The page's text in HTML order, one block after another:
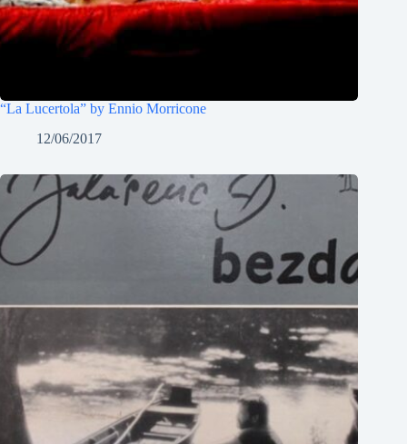
“La Lucertola” by Ennio Morricone
12/06/2017